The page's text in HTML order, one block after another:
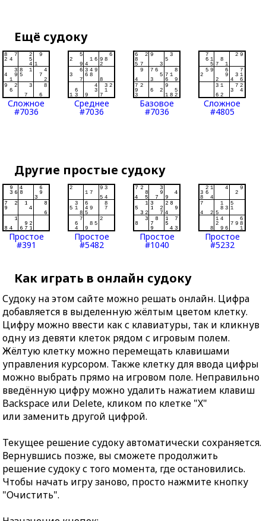
Ещё судоку
Сложное
#7036
Среднее
#7036
Базовое
#7036
Сложное
#4805
Другие простые судоку
Простое
#391
Простое
#5482
Простое
#1040
Простое
#5232
Как играть в онлайн судоку
Судоку на этом сайте можно решать онлайн. Цифра
добавляется в выделенную жёлтым цветом клетку.
Цифру можно ввести как с клавиатуры, так и кликнув
одну из девяти клеток рядом с игровым полем.
Жёлтую клетку можно перемещать клавишами
управления курсором. Также клетку для ввода цифры
можно выбрать прямо на игровом поле. Неправильно
введённую цифру можно удалить нажатием клавиш
Backspace или Delete, кликом по клетке "X"
или заменить другой цифрой.
Текущее решение судоку автоматически сохраняется.
Вернувшись позже, вы сможете продолжить
решение судоку с того момента, где остановились.
Чтобы начать игру заново, просто нажмите кнопку
"Очистить".